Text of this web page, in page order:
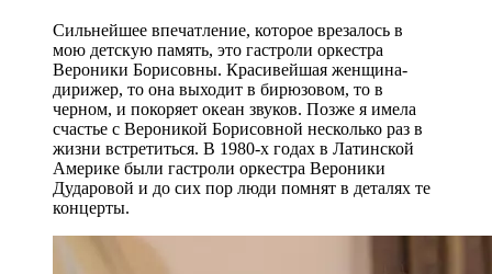
Сильнейшее впечатление, которое врезалось в
мою детскую память, это гастроли оркестра
Вероники Борисовны. Красивейшая женщина-
дирижер, то она выходит в бирюзовом, то в
черном, и покоряет океан звуков. Позже я имела
счастье с Вероникой Борисовной несколько раз в
жизни встретиться. В 1980-х годах в Латинской
Америке были гастроли оркестра Вероники
Дударовой и до сих пор люди помнят в деталях те
концерты.